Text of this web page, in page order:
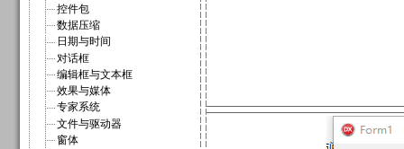
控件包
数据压缩
日期与时间
对话框
编辑框与文本框
效果与媒体
专家系统
文件与驱动器
窗体